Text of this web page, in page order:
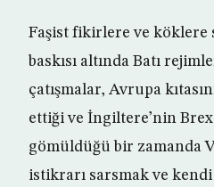
Faşist fikirlere ve köklere
baskısı altında Batı
çatışmalar, Avrupa
ettiği ve İngiltere’nin
gömüldüğü bir zamanda
istikrarı sarsmak ve